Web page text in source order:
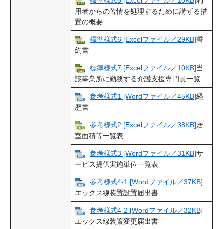
用者からの苦情を処理するために講ずる措
置の概要
標準様式6 [Excelファイル／29KB]誓
約書
標準様式7 [Excelファイル／10KB]当
該事業所に勤務する介護支援専門員一覧
参考様式1 [Wordファイル／45KB]経
歴書
参考様式2 [Excelファイル／38KB]居
室面積等一覧表
参考様式3 [Wordファイル／31KB]サ
ービス提供実施単位一覧表
参考様式4-1 [Wordファイル／37KB]
エックス線装置設置届出書
参考様式4-2 [Wordファイル／32KB]
エックス線装置変更届出書